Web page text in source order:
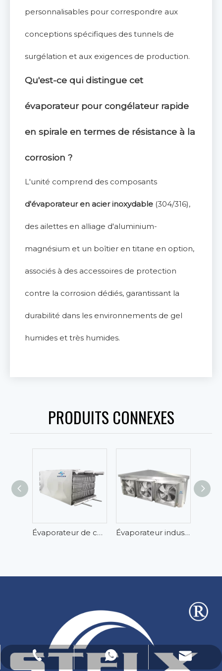
personnalisables pour correspondre aux
conceptions spécifiques des tunnels de
surgélation et aux exigences de production.
Qu'est-ce qui distingue cet
évaporateur pour congélateur rapide
en spirale en termes de résistance à la
corrosion ?
L'unité comprend des composants
d'évaporateur en acier inoxydable (304/316),
des ailettes en alliage d'aluminium-
magnésium et un boîtier en titane en option,
associés à des accessoires de protection
contre la corrosion dédiés, garantissant la
durabilité dans les environnements de gel
humides et très humides.
PRODUITS CONNEXES
Évaporateur de congélateur à spirale empilable en acier inoxydable-AlMg Évaporateur industriel d'entreposage au froid fiable et à faible bruit
Tél : +86-13901531913
WhatsApp : +86-13901531913
Courriel : Lucas.xu@stelxtech.com